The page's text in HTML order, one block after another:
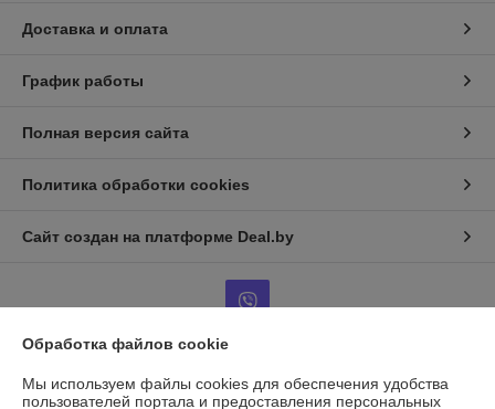
Доставка и оплата
График работы
Полная версия сайта
Политика обработки cookies
Сайт создан на платформе Deal.by
Информация для покупателя
Обработка файлов cookie
Мы используем файлы cookies для обеспечения удобства
пользователей портала и предоставления персональных